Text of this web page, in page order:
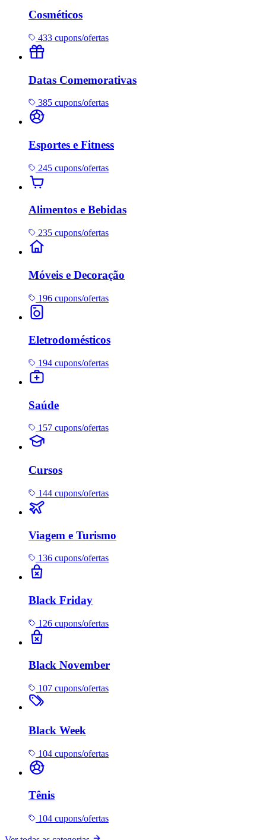
Cosméticos
433 cupons/ofertas
Datas Comemorativas
385 cupons/ofertas
Esportes e Fitness
245 cupons/ofertas
Alimentos e Bebidas
235 cupons/ofertas
Móveis e Decoração
196 cupons/ofertas
Eletrodomésticos
194 cupons/ofertas
Saúde
157 cupons/ofertas
Cursos
144 cupons/ofertas
Viagem e Turismo
136 cupons/ofertas
Black Friday
126 cupons/ofertas
Black November
107 cupons/ofertas
Black Week
104 cupons/ofertas
Tênis
104 cupons/ofertas